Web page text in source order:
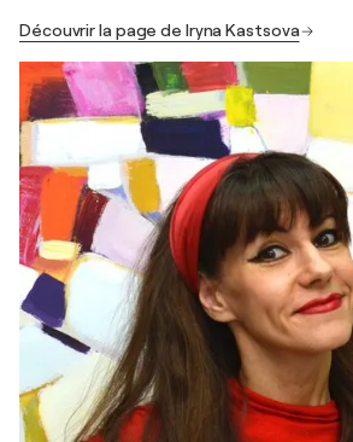
Découvrir la page de Iryna Kastsova